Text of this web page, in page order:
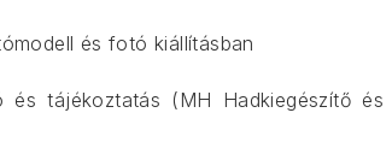
és fotó kiállításban
tájékoztatás (MH Hadkiegészítő